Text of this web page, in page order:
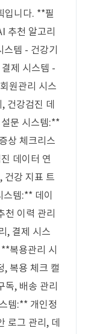
입니다. **필
추천 알고리
템 - 건강기
제 시스템 -
원관리 시스
건강검진 데
문 시스템:**
상 체크리스
데이터 연
건강 지표 트
템:** 데이
천 이력 관리
, 결제 시스
복용관리 시
, 복용 체크 캘
, 배송 관리
템:** 개인정
로그 관리, 데